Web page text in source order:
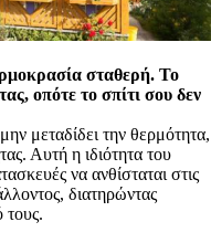
σταθερή. Το
οπότε το σπίτι σου δεν
μεταδίδει την θερμότητα,
Αυτή η ιδιότητα του
να ανθίσταται στις
διατηρώντας
τους.